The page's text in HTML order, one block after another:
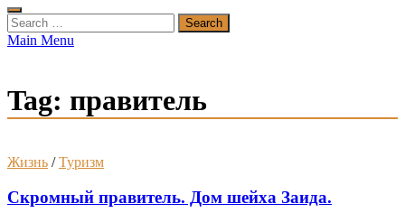
Search
for:
Main Menu
Tag: правитель
Жизнь /Туризм
Скромный правитель. Дом шейха Заида.